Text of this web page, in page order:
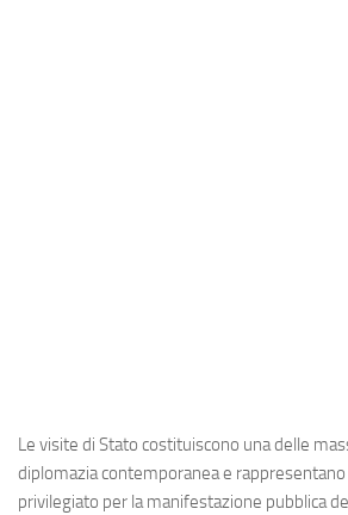
Incidenti
Industria
Le visite di Stato costituiscono una delle
diplomazia contemporanea e
privilegiato per la manifestazione pubblica